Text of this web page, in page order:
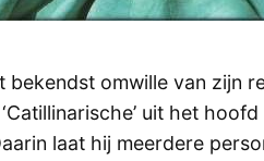
bekendst omwille van zijn
uit het
laat hij meerdere